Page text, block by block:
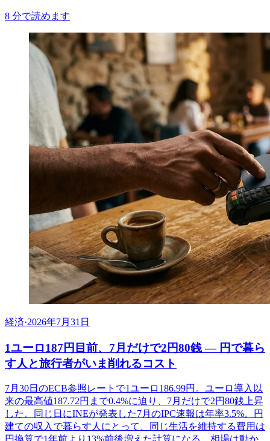
8 分で読めます
経済·2026年7月31日
1ユーロ187円目前、7月だけで2円80銭 ― 円で暮ら
す人と旅行者がいま削れるコスト
7月30日のECB参照レートで1ユーロ186.99円。ユーロ導入以
来の最高値187.72円まで0.4%に迫り、7月だけで2円80銭上昇
した。同じ日にINEが発表した7月のIPC速報は年率3.5%。円
建ての収入で暮らす人にとって、同じ生活を維持する費用は